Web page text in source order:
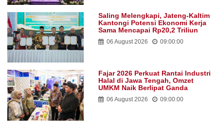
Saling Melengkapi, Jateng-Kaltim
Kantongi Potensi Ekonomi Kerja
Sama Mencapai Rp20,2 Triliun
06 August 2026 09:00:00
Fajar 2026 Perkuat Rantai Industri
Halal di Jawa Tengah, Omzet
UMKM Naik Berlipat Ganda
06 August 2026 09:00:00